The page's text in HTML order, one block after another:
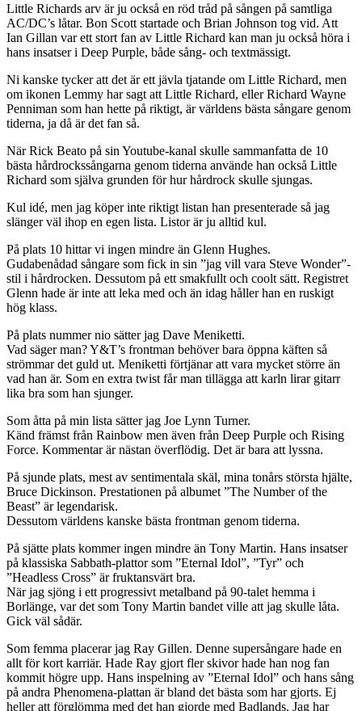
Little Richards arv är ju också en röd tråd på sången på samtliga
AC/DC’s låtar. Bon Scott startade och Brian Johnson tog vid. Att
Ian Gillan var ett stort fan av Little Richard kan man ju också höra i
hans insatser i Deep Purple, både sång- och textmässigt.
Ni kanske tycker att det är ett jävla tjatande om Little Richard, men
om ikonen Lemmy har sagt att Little Richard, eller Richard Wayne
Penniman som han hette på riktigt, är världens bästa sångare genom
tiderna, ja då är det fan så.
När Rick Beato på sin Youtube-kanal skulle sammanfatta de 10
bästa hårdrockssångarna genom tiderna använde han också Little
Richard som själva grunden för hur hårdrock skulle sjungas.
Kul idé, men jag köper inte riktigt listan han presenterade så jag
slänger väl ihop en egen lista. Listor är ju alltid kul.
På plats 10 hittar vi ingen mindre än Glenn Hughes.
Gudabenådad sångare som fick in sin ”jag vill vara Steve Wonder”-
stil i hårdrocken. Dessutom på ett smakfullt och coolt sätt. Registret
Glenn hade är inte att leka med och än idag håller han en ruskigt
hög klass.
På plats nummer nio sätter jag Dave Meniketti.
Vad säger man? Y&T’s frontman behöver bara öppna käften så
strömmar det guld ut. Meniketti förtjänar att vara mycket större än
vad han är. Som en extra twist får man tillägga att karln lirar gitarr
lika bra som han sjunger.
Som åtta på min lista sätter jag Joe Lynn Turner.
Känd främst från Rainbow men även från Deep Purple och Rising
Force. Kommentar är nästan överflödig. Det är bara att lyssna.
På sjunde plats, mest av sentimentala skäl, mina tonårs största hjälte,
Bruce Dickinson. Prestationen på albumet ”The Number of the
Beast” är legendarisk.
Dessutom världens kanske bästa frontman genom tiderna.
På sjätte plats kommer ingen mindre än Tony Martin. Hans insatser
på klassiska Sabbath-plattor som ”Eternal Idol”, ”Tyr” och
”Headless Cross” är fruktansvärt bra.
När jag sjöng i ett progressivt metalband på 90-talet hemma i
Borlänge, var det som Tony Martin bandet ville att jag skulle låta.
Gick väl sådär.
Som femma placerar jag Ray Gillen. Denne supersångare hade en
allt för kort karriär. Hade Ray gjort fler skivor hade han nog fan
kommit högre upp. Hans inspelning av ”Eternal Idol” och hans sång
på andra Phenomena-plattan är bland det bästa som har gjorts. Ej
heller att förglömma med det han gjorde med Badlands. Jag har